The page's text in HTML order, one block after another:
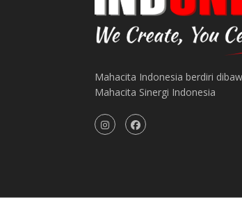
Mahacita Indonesia berdiri
Mahacita Sinergi Indonesia